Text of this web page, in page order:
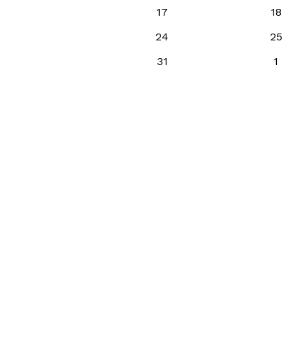
17
18
24
25
31
1